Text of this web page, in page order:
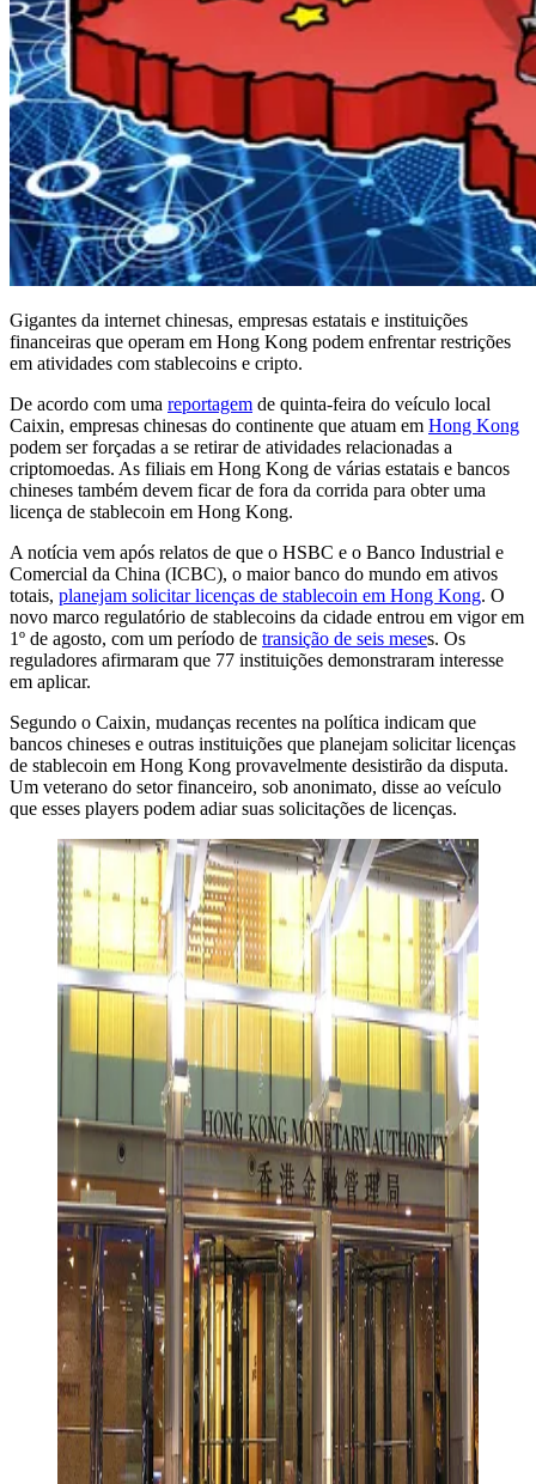
Gigantes da internet chinesas, empresas estatais e instituições
financeiras que operam em Hong Kong podem enfrentar restrições
em atividades com stablecoins e cripto.
De acordo com uma reportagem de quinta-feira do veículo local
Caixin, empresas chinesas do continente que atuam em Hong Kong
podem ser forçadas a se retirar de atividades relacionadas a
criptomoedas. As filiais em Hong Kong de várias estatais e bancos
chineses também devem ficar de fora da corrida para obter uma
licença de stablecoin em Hong Kong.
A notícia vem após relatos de que o HSBC e o Banco Industrial e
Comercial da China (ICBC), o maior banco do mundo em ativos
totais, planejam solicitar licenças de stablecoin em Hong Kong. O
novo marco regulatório de stablecoins da cidade entrou em vigor em
1º de agosto, com um período de transição de seis meses. Os
reguladores afirmaram que 77 instituições demonstraram interesse
em aplicar.
Segundo o Caixin, mudanças recentes na política indicam que
bancos chineses e outras instituições que planejam solicitar licenças
de stablecoin em Hong Kong provavelmente desistirão da disputa.
Um veterano do setor financeiro, sob anonimato, disse ao veículo
que esses players podem adiar suas solicitações de licenças.